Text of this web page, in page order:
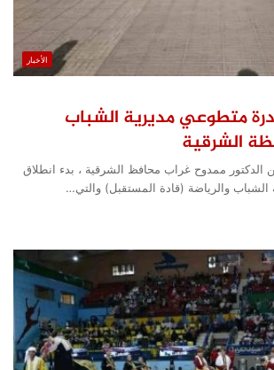
الأخبار
متطوعي مديرية الشباب
الشرقية
الدكتور ممدوح غراب محافظ الشرقية ، بدء انطلاق
والرياضة (قادة المستقبل) والتي…